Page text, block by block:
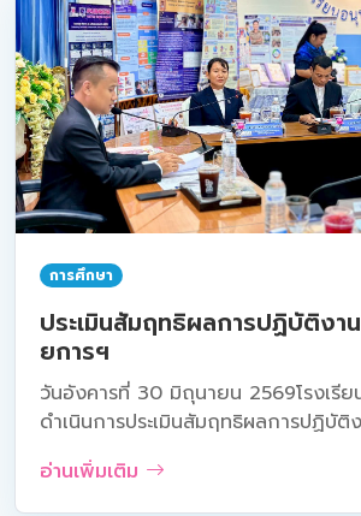
การศึกษา
ประเมินสัมฤทธิผลการปฏิบัติงา
ยการฯ
วันอังคารที่ 30 มิถุนายน 2569โรงเรี
ดำเนินการประเมินสัมฤทธิผลการปฏิบัติ
อ่านเพิ่มเติม